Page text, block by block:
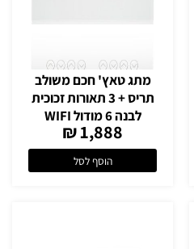
מתג טאץ' חכם משולב
תריס + 3 תאורות זכוכית
לבנה 6 מודול WIFI
1,888 ₪
הוסף לסל